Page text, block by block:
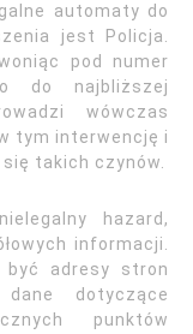
automaty do
jest Policja.
pod numer
do najbliższej
wówczas
tym interwencję i
takich czynów.
hazard,
informacji.
adresy stron
dotyczące
punktów